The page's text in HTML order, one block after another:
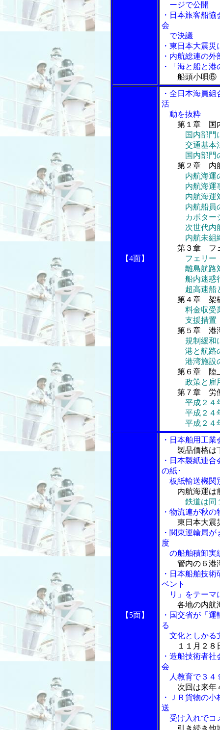
ージで公開
・日本旅客船
会
で決議
・東日本大震
・内航総連の
・「海と船と
船頭小唄⑥
【4面】
・全日本海員
活
動を抜粋
第１章 国
国内部門
交通基本法
国内部門の
第２章 内
内航海運
内航海運事
内航海運
内航船員の
カボタージ
次世代内航
内航未組
第３章 フェ
フェリー
離島航路
船内迷惑行
超高速船と
第４章 架
料金収受
支援措置
第５章 港
規制緩和
港と航路
港湾施設
第６章 陸
政策と雇
第７章 労働
平成２４
平成２４年
平成２４年
【5面】
・日本舶用工
製品価格は
・日本製紙連
の紙･
板紙輸送機関
内航海運は
鉄道は同
・物流連が秋
東日本大震
・関東運輸局
度
の船舶積卸実
管内の６港
・日本船舶技
ベント
リ」をテーマ
各地の内航
・国交省が「
る
文化としかる
１１月２
・造船技術者
会
人教育で３４
次回は来年
・ＪＲ貨物の
送
受け入れでコ
引き続き他